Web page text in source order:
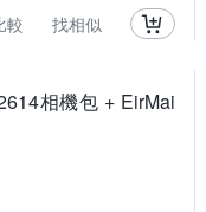
較 找相似
相機包 + EirMai